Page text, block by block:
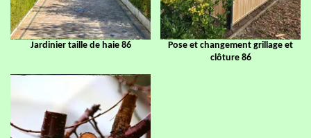
Jardinier taille de haie 86
Pose et changement grillage et
clôture 86